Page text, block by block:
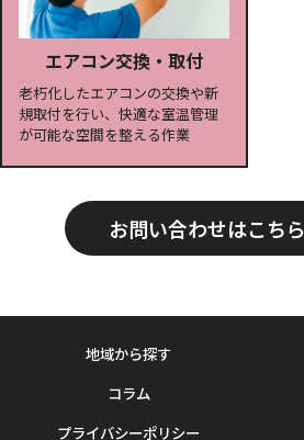
エアコン交換・取付
老朽化したエアコンの交換や新
規取付を行い、快適な室温管理
が可能な空間を整える作業
お問い合わせはこちら
地域から探す
コラム
プライバシーポリシー